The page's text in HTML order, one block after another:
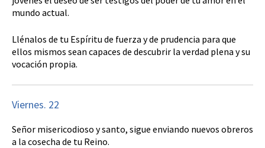
mundo actual.
Llénalos de tu Espíritu de fuerza y de prudencia para que
ellos mismos sean capaces de descubrir la verdad plena y su
vocación propia.
Viernes. 22
Señor misericodioso y santo, sigue enviando nuevos obreros
a la cosecha de tu Reino.